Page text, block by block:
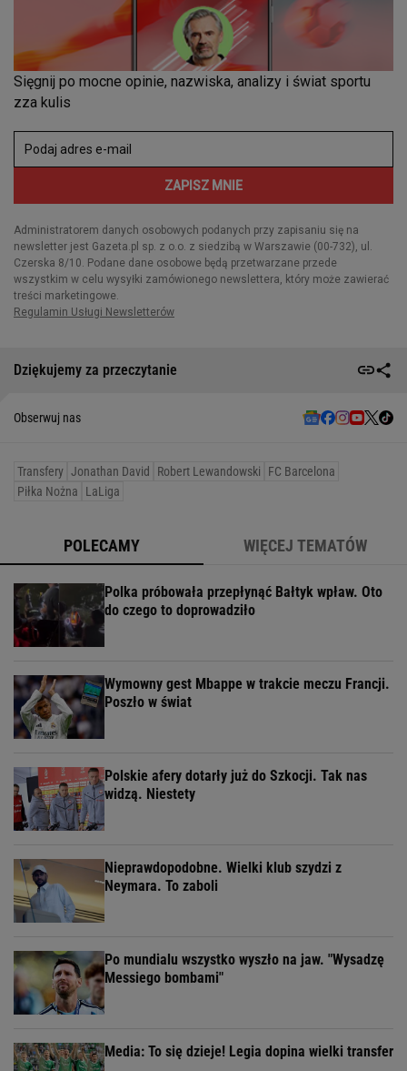
Dziękujemy za przeczytanie
Obserwuj nas
Transfery Jonathan David Robert Lewandowski
FC Barcelona
Piłka Nożna
LaLiga
POLECAMY WIĘCEJ TEMATÓW
Polka próbowała przepłynąć Bałtyk wpław. Oto
do czego to doprowadziło
Wymowny gest Mbappe w trakcie meczu Francji.
Poszło w świat
Polskie afery dotarły już do Szkocji. Tak nas
widzą. Niestety
Nieprawdopodobne. Wielki klub szydzi z
Neymara. To zaboli
Po mundialu wszystko wyszło na jaw. "Wysadzę
Messiego bombami"
Media: To się dzieje! Legia dopina wielki transfer